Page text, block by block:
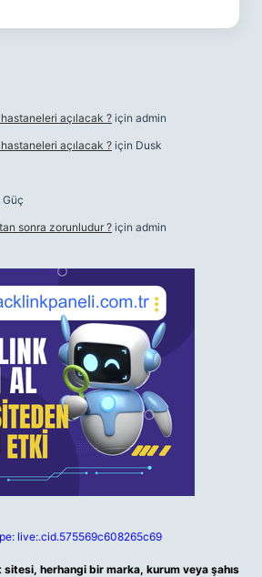
açılacak ? için admin
açılacak ? için Dusk
Güç
sonra zorunludur ? için admin
live:.cid.575569c608265c69
sitesi, herhangi bir marka, kurum veya şahıs